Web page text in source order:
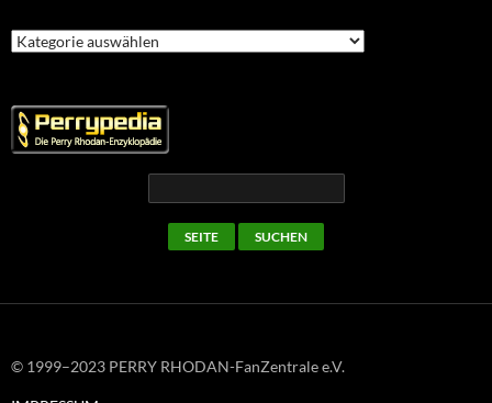
Kategorien
© 1999–2023 PERRY RHODAN-FanZentrale e.V.